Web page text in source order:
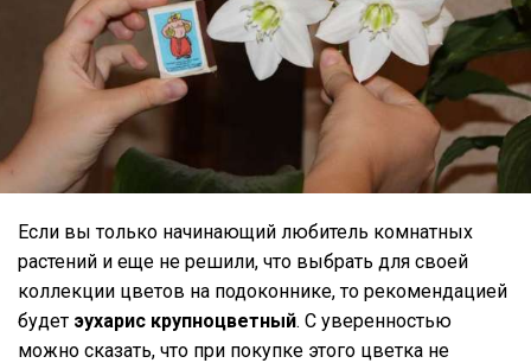
Если вы только начинающий любитель комнатных
растений и еще не решили, что выбрать для своей
коллекции цветов на подоконнике, то рекомендацией
будет эухарис крупноцветный. С уверенностью
можно сказать, что при покупке этого цветка не